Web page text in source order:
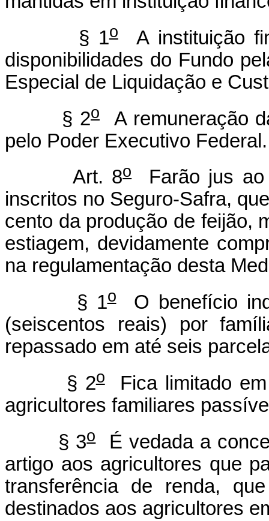
§ 1oA instituição
disponibilidades do Fundo
Especial de Liquidação e
§ 2oA remuneração
pelo Poder Executivo Federal.
Art. 8oFarão jus ao
inscritos no Seguro-Safra,
cento da produção de feijão,
estiagem, devidamente
na regulamentação desta
§ 1oO benefício
(seiscentos reais) por
repassado em até seis
§ 2oFica limitado em
agricultores familiares
§ 3oÉ vedada a
artigo aos agricultores que
transferência de renda,
destinados aos agricultores